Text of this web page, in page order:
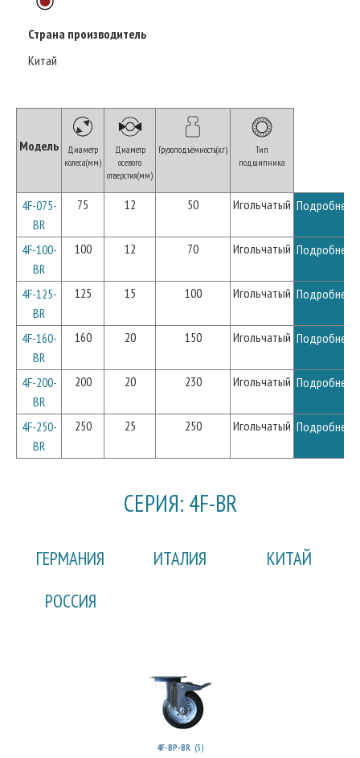
Страна производитель
Китай
Модель
Диаметр
колеса(мм)
Диаметр
осевого
отверстия(мм)
Грузоподъёмность(кг)
Тип
подшипника
4F-075-
BR
75 12 50 Игольчатый Подробнее
4F-100-
BR
100 12 70 Игольчатый Подробнее
4F-125-
BR
125 15 100 Игольчатый Подробнее
4F-160-
BR
160 20 150 Игольчатый Подробнее
4F-200-
BR
200 20 230 Игольчатый Подробнее
4F-250-
BR
250 25 250 Игольчатый Подробнее
СЕРИЯ: 4F-BR
ГЕРМАНИЯ ИТАЛИЯ
КИТАЙ
РОССИЯ
4F-BP-BR (5)